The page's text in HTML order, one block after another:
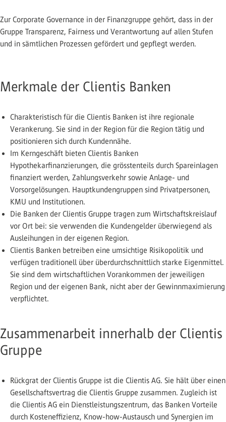
Zur Corporate Governance in der Finanzgruppe gehört, dass in der
Gruppe Transparenz, Fairness und Verantwortung auf allen Stufen
und in sämtlichen Prozessen gefördert und gepflegt werden.
Merkmale der Clientis Banken
Charakteristisch für die Clientis Banken ist ihre regionale
Verankerung. Sie sind in der Region für die Region tätig und
positionieren sich durch Kundennähe.
Im Kerngeschäft bieten Clientis Banken
Hypothekarfinanzierungen, die grösstenteils durch Spareinlagen
finanziert werden, Zahlungsverkehr sowie Anlage- und
Vorsorgelösungen. Hauptkundengruppen sind Privatpersonen,
KMU und Institutionen.
Die Banken der Clientis Gruppe tragen zum Wirtschaftskreislauf
vor Ort bei: sie verwenden die Kundengelder überwiegend als
Ausleihungen in der eigenen Region.
Clientis Banken betreiben eine umsichtige Risikopolitik und
verfügen traditionell über überdurchschnittlich starke Eigenmittel.
Sie sind dem wirtschaftlichen Vorankommen der jeweiligen
Region und der eigenen Bank, nicht aber der Gewinnmaximierung
verpflichtet.
Zusammenarbeit innerhalb der Clientis
Gruppe
Rückgrat der Clientis Gruppe ist die Clientis AG. Sie hält über einen
Gesellschaftsvertrag die Clientis Gruppe zusammen. Zugleich ist
die Clientis AG ein Dienstleistungszentrum, das Banken Vorteile
durch Kosteneffizienz, Know-how-Austausch und Synergien im